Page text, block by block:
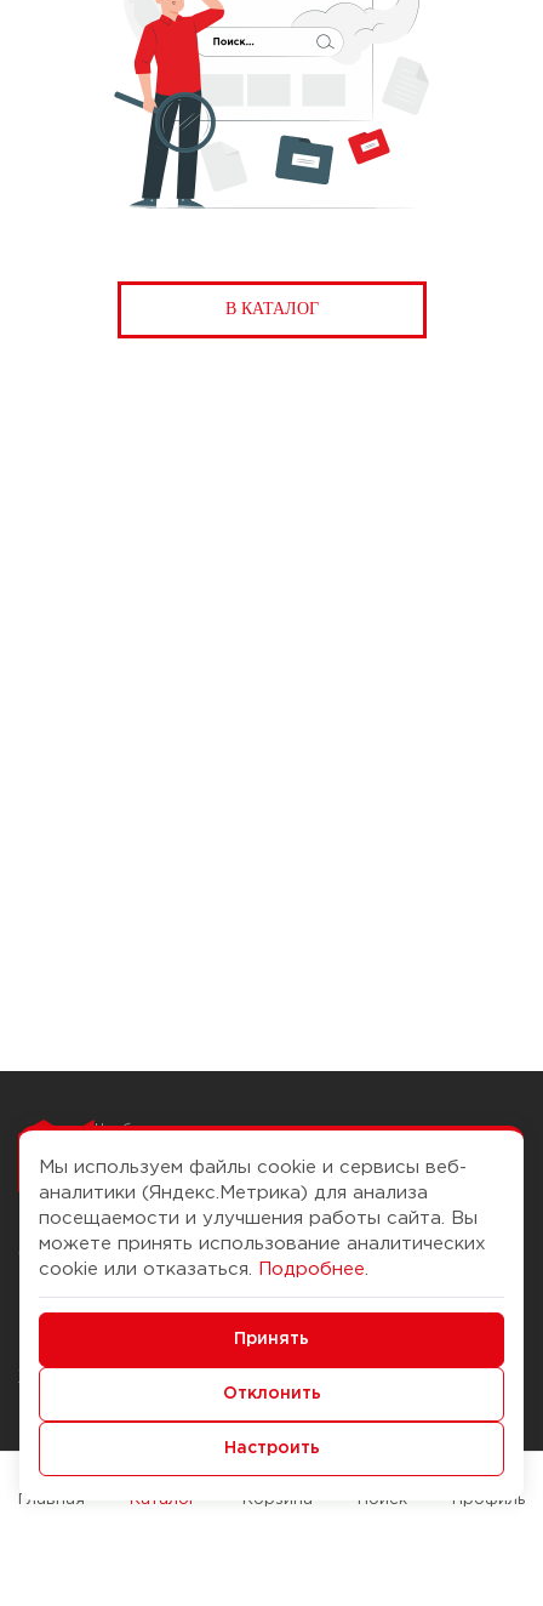
В КАТАЛОГ
Чтобы вам легко
О компании
История Компании
Журнал
Наши марки
Брендирование
Помощь
Доставка и оплата
Способы оплаты
Служба контроля качества
Мы используем файлы cookie и сервисы веб-
аналитики (Яндекс.Метрика) для анализа
посещаемости и улучшения работы сайта. Вы
можете принять использование аналитических
cookie или отказаться.
Подробнее
Принять
Отклонить
Настроить
Главная Каталог Корзина Поиск Профиль